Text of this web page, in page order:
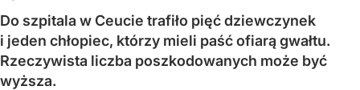
Do szpitala w Ceucie trafiło pięć dziewczynek
i jeden chłopiec, którzy mieli paść ofiarą gwałtu.
Rzeczywista liczba poszkodowanych może być
wyższa.